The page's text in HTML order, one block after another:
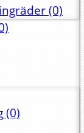
(0)
(0)